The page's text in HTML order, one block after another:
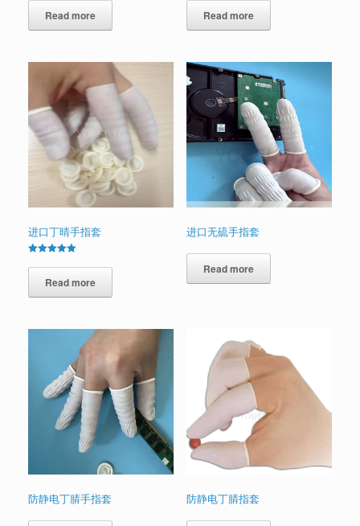
Read more Read more
进口丁晴手指套
5.00
out of 5Read more
进口无硫手指套
Read more
防静电丁腈手指套 防静电丁腈指套